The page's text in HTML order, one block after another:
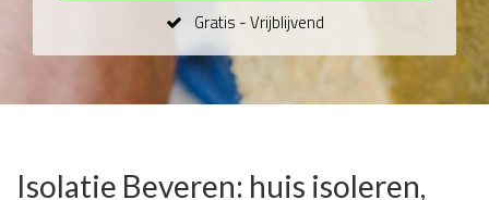
Gratis - Vrijblijvend
Isolatie Beveren: huis isoleren,